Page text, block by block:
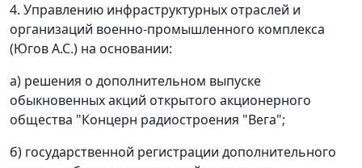
4. Управлению инфраструктурных отраслей и
организаций военно-промышленного комплекса
(Югов А.С.) на основании:
а) решения о дополнительном выпуске
обыкновенных акций открытого акционерного
общества "Концерн радиостроения "Вега";
б) государственной регистрации дополнительного